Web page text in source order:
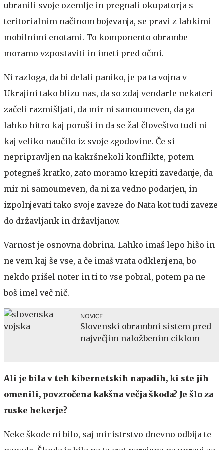
ubranili svoje ozemlje in pregnali okupatorja s
teritorialnim načinom bojevanja, se pravi z lahkimi
mobilnimi enotami. To komponento obrambe
moramo vzpostaviti in imeti pred očmi.
Ni razloga, da bi delali paniko, je pa ta vojna v
Ukrajini tako blizu nas, da so zdaj vendarle nekateri
začeli razmišljati, da mir ni samoumeven, da ga
lahko hitro kaj poruši in da se žal človeštvo tudi ni
kaj veliko naučilo iz svoje zgodovine. Če si
nepripravljen na kakršnekoli konflikte, potem
potegneš kratko, zato moramo krepiti zavedanje, da
mir ni samoumeven, da ni za vedno podarjen, in
izpolnjevati tako svoje zaveze do Nata kot tudi zaveze
do državljank in državljanov.
Varnost je osnovna dobrina. Lahko imaš lepo hišo in
ne vem kaj še vse, a če imaš vrata odklenjena, bo
nekdo prišel noter in ti to vse pobral, potem pa ne
boš imel več nič.
NOVICE
Slovenski obrambni sistem pred
največjim naložbenim ciklom
Ali je bila v teh kibernetskih napadih, ki ste jih
omenili, povzročena kakšna večja škoda? Je šlo za
ruske hekerje?
Neke škode ni bilo, saj ministrstvo dnevno odbija te